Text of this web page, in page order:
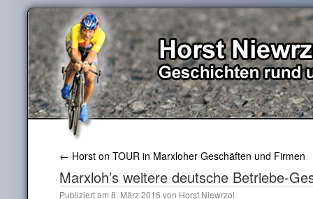
← Horst on TOUR in Marxloher Geschäften und Firmen
Marxloh’s weitere deutsche Betriebe-
Publiziert am 8. März 2016 von Horst Niewrzol